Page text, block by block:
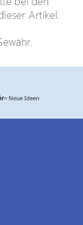
> Neue Ideen